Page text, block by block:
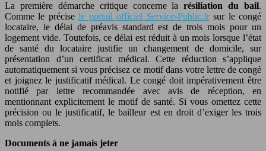
La première démarche critique concerne larésiliation du bail.
Comme le précisele portail officiel Service-Public.frsur le congé
locataire, le délai de préavis standard est de trois mois pour un
logement vide. Toutefois, ce délai est réduit à un mois lorsque l’état
de santé du locataire justifie un changement de domicile, sur
présentation d’un certificat médical. Cette réduction s’applique
automatiquement si vous précisez ce motif dans votre lettre de congé
et joignez le justificatif médical. Le congé doit impérativement être
notifié par lettre recommandée avec avis de réception, en
mentionnant explicitement le motif de santé. Si vous omettez cette
précision ou le justificatif, le bailleur est en droit d’exiger les trois
mois complets.
Documents à ne jamais jeter